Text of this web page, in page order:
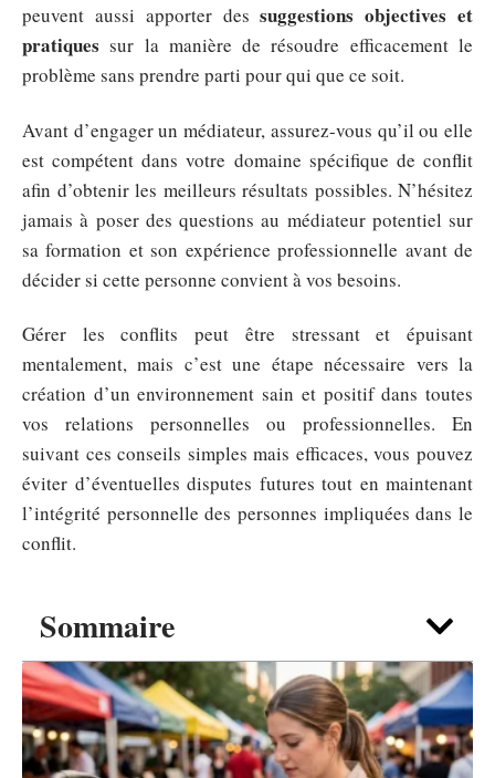
Sommaire
peuvent aussi apporter dessuggestions objectives et
pratiques sur la manière de résoudre efficacement le
problème sans prendre parti pour qui que ce soit.
Avant d’engager un médiateur, assurez-vous qu’il ou elle
est compétent dans votre domaine spécifique de conflit
afin d’obtenir les meilleurs résultats possibles. N’hésitez
jamais à poser des questions au médiateur potentiel sur
sa formation et son expérience professionnelle avant de
décider si cette personne convient à vos besoins.
Gérer les conflits peut être stressant et épuisant
mentalement, mais c’est une étape nécessaire vers la
création d’un environnement sain et positif dans toutes
vos relations personnelles ou professionnelles. En
suivant ces conseils simples mais efficaces, vous pouvez
éviter d’éventuelles disputes futures tout en maintenant
l’intégrité personnelle des personnes impliquées dans le
conflit.